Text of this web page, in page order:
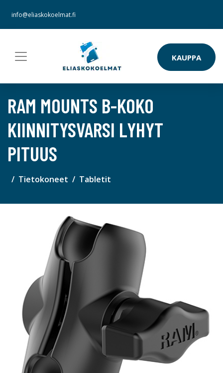
info@eliaskokoelmat.fi
KAUPPA
RAM MOUNTS B-KOKO
KIINNITYSVARSI LYHYT
PITUUS
Tietokoneet Tabletit